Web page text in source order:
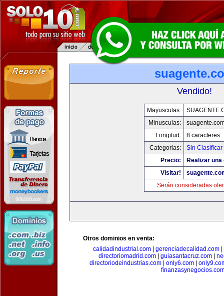
Vendido!
Mayusculas:
Minusculas:
Longitud:
8 caracteres
Categorias:
Sin Clasificar
Precio:
Realizar
Visitar!
Serán consideradas
Otros dominios en venta:
calidadindustrial.com
gerenciadecalidad.com
directoriomadrid.com| guiasantacruz.com|
directoriodeindustrias.com| only6.com|